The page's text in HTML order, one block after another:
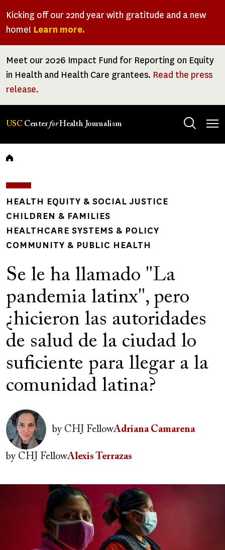
Kicking off our 22nd year with gratitude and a new
home! Learn more.
Meet our 2026 Impact Fund for Reporting on Equity
in Health and Health Care grantees. Read the press
release.
USC CenterforHealth Journalism
Breadcrumb
HEALTH EQUITY & SOCIAL JUSTICE
CHILDREN & FAMILIES
HEALTHCARE SYSTEMS & POLICY
COMMUNITY & PUBLIC HEALTH
Se le ha llamado "La
pandemia latinx", pero
¿hicieron las autoridades
de salud de la ciudad lo
suficiente para llegar a la
comunidad latina?
Author(s)
Image
byCHJ FellowAdriana Camarena
byCHJ FellowAlexis Terrazas